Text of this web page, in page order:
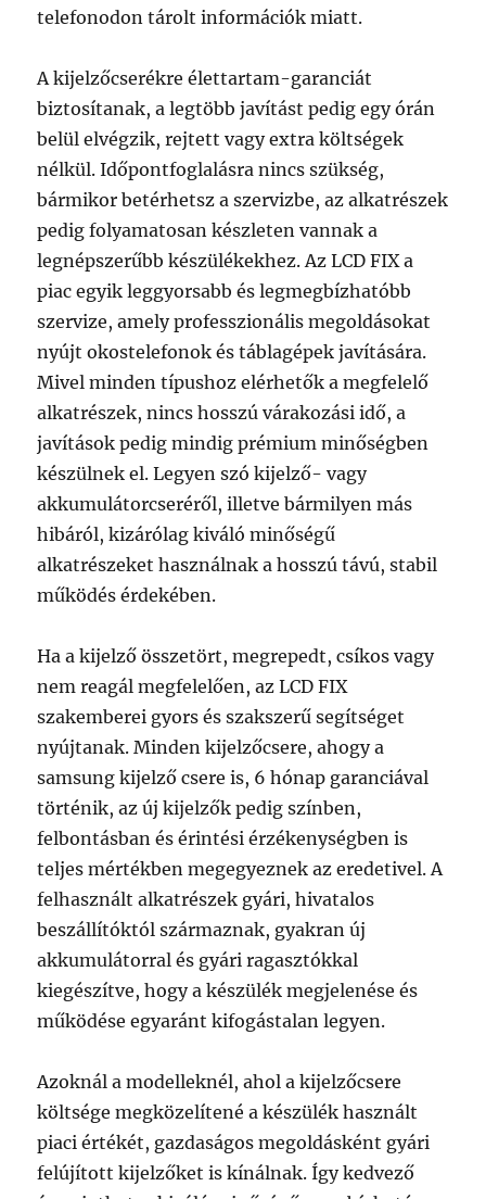
telefonodon tárolt információk miatt.
A kijelzőcserékre élettartam-garanciát
biztosítanak, a legtöbb javítást pedig egy órán
belül elvégzik, rejtett vagy extra költségek
nélkül. Időpontfoglalásra nincs szükség,
bármikor betérhetsz a szervizbe, az alkatrészek
pedig folyamatosan készleten vannak a
legnépszerűbb készülékekhez. Az LCD FIX a
piac egyik leggyorsabb és legmegbízhatóbb
szervize, amely professzionális megoldásokat
nyújt okostelefonok és táblagépek javítására.
Mivel minden típushoz elérhetők a megfelelő
alkatrészek, nincs hosszú várakozási idő, a
javítások pedig mindig prémium minőségben
készülnek el. Legyen szó kijelző- vagy
akkumulátorcseréről, illetve bármilyen más
hibáról, kizárólag kiváló minőségű
alkatrészeket használnak a hosszú távú, stabil
működés érdekében.
Ha a kijelző összetört, megrepedt, csíkos vagy
nem reagál megfelelően, az LCD FIX
szakemberei gyors és szakszerű segítséget
nyújtanak. Minden kijelzőcsere, ahogy a
samsung kijelző csere is, 6 hónap garanciával
történik, az új kijelzők pedig színben,
felbontásban és érintési érzékenységben is
teljes mértékben megegyeznek az eredetivel. A
felhasznált alkatrészek gyári, hivatalos
beszállítóktól származnak, gyakran új
akkumulátorral és gyári ragasztókkal
kiegészítve, hogy a készülék megjelenése és
működése egyaránt kifogástalan legyen.
Azoknál a modelleknél, ahol a kijelzőcsere
költsége megközelítené a készülék használt
piaci értékét, gazdaságos megoldásként gyári
felújított kijelzőket is kínálnak. Így kedvező